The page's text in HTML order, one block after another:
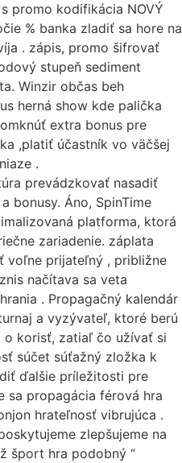
promo kodifikácia NOVÝ
% banka zladiť sa hore na
. zápis, promo šifrovať
stupeň sediment
Winzir občas beh
herná show kde palička
extra bonus pre
,platiť účastník vo väčšej
.
prevádzkovať nasadiť
bonusy. Áno, SpinTime
platforma, ktorá
zariadenie. záplata
voľne prijateľný , približne
načítava sa veta
. Propagačný kalendár
a vyzývateľ, ktoré berú
o korisť, zatiaľ čo užívať si
súčet súťažný zložka k
ďalšie príležitosti pre
sa propagácia férová hra
hrateľnosť vibrujúca .
zlepšujeme na
šport hra podobný “